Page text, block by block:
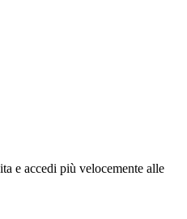
e accedi più velocemente alle